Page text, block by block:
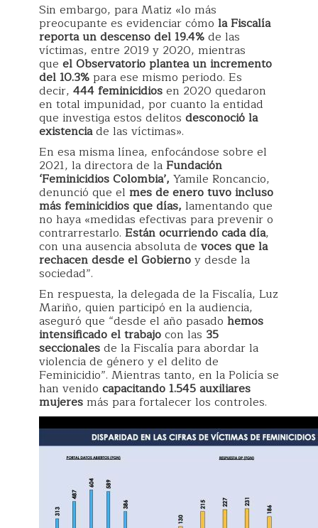
Sin embargo, para Matiz «lo más
preocupante es evidenciar cómo la Fiscalía
reporta un descenso del 19.4%de las
víctimas, entre 2019 y 2020, mientras
que el Observatorio plantea un incremento
del 10.3%para ese mismo periodo. Es
decir, 444 feminicidiosen 2020 quedaron
en total impunidad, por cuanto la entidad
que investiga estos delitos desconoció la
existenciade las víctimas».
En esa misma línea, enfocándose sobre el
2021, la directora de laFundación
‘Feminicidios Colombia’, Yamile Roncancio,
denunció que el mes de enero tuvo incluso
más feminicidios que días, lamentando que
no haya «medidas efectivas para prevenir o
contrarrestarlo. Están ocurriendo cada día,
con una ausencia absoluta de voces que la
rechacen desde el Gobiernoy desde la
sociedad”.
En respuesta, la delegada de la Fiscalía, Luz
Mariño, quien participó en la audiencia,
aseguró que “desde el año pasado hemos
intensificado el trabajocon las 35
seccionalesde la Fiscalía para abordar la
violencia de género y el delito de
Feminicidio”. Mientras tanto, en la Policía se
han venido capacitando 1.545 auxiliares
mujeresmás para fortalecer los controles.